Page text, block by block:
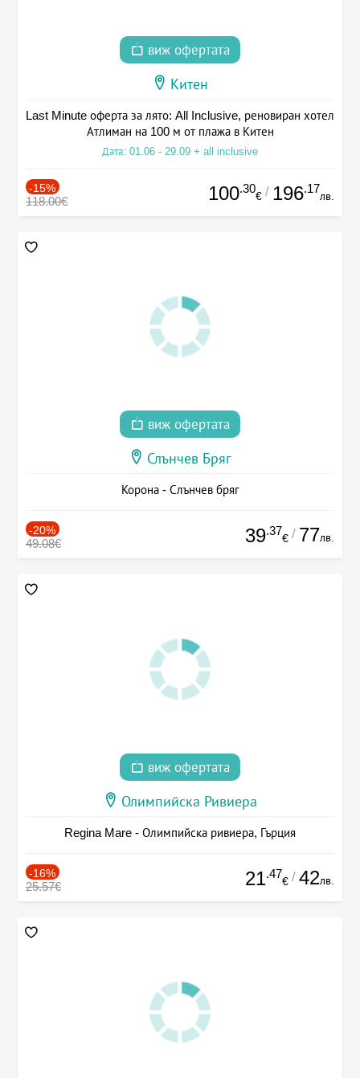
виж офертата
Китен
Last Minute оферта за лято: All Inclusive, реновиран хотел
Атлиман на 100 м от плажа в Китен
Дата: 01.06 - 29.09 + all inclusive
-15%
118.00€ 100.30
€ / 196.17
лв.
виж офертата
Слънчев Бряг
Корона - Слънчев бряг
-20%
49.08€ 39.37
€ / 77лв.
виж офертата
Олимпийска Ривиера
Regina Mare - Олимпийска ривиера, Гърция
-16%
25.57€ 21.47
€ / 42лв.